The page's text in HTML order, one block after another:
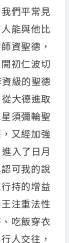
們平常見
能與他比
資聖德，
初仁波切
級的聖德
大德進取
須彌輪聖
又經加強
入了日月
可我的說
持的增益
注重法性
吃飯穿衣
人交往，